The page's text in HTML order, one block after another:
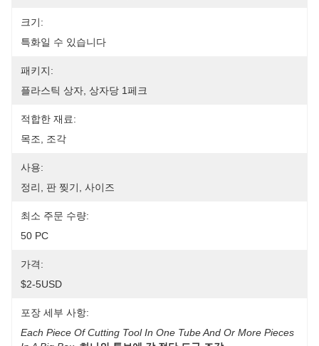
크기:
특화일 수 있습니다
패키지:
플라스틱 상자, 상자당 1페크
적합한 재료:
목조, 조각
사용:
정리, 판 찢기, 사이즈
최소 주문 수량:
50 PC
가격:
$2-5USD
포장 세부 사항:
Each Piece Of Cutting Tool In One Tube And Or More Pieces